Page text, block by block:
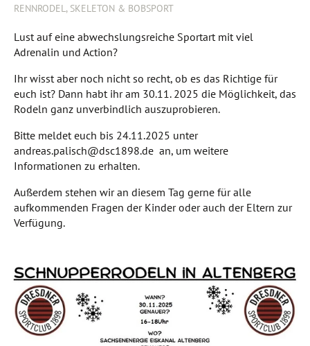
RENNRODEL, SKELETON & BOBSPORT
Lust auf eine abwechslungsreiche Sportart mit viel
Adrenalin und Action?
Ihr wisst aber noch nicht so recht, ob es das Richtige für
euch ist? Dann habt ihr am 30.11. 2025 die Möglichkeit, das
Rodeln ganz unverbindlich auszuprobieren.
Bitte meldet euch bis 24.11.2025 unter
andreas.palisch@dsc1898.de an, um weitere
Informationen zu erhalten.
Außerdem stehen wir an diesem Tag gerne für alle
aufkommenden Fragen der Kinder oder auch der Eltern zur
Verfügung.